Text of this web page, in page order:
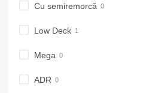
Cu semiremorcă
Low Deck
Mega
ADR